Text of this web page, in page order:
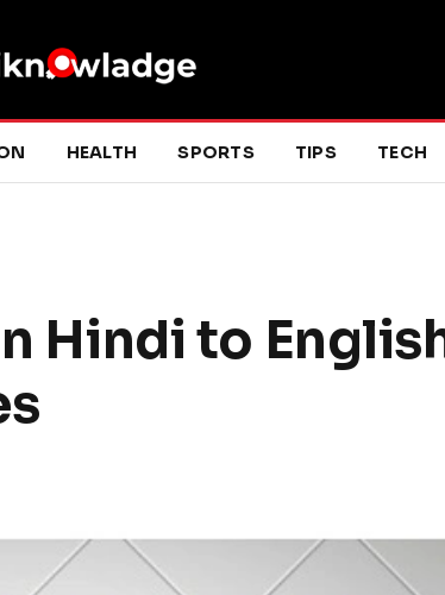
HEALTH SPORTS TIPS TECH
Hindi to